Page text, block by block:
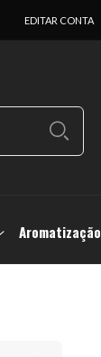
EDITAR CONTA
Aromatização